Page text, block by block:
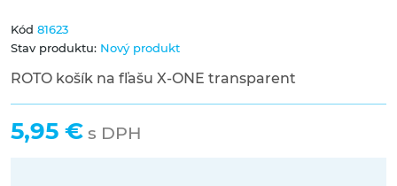
Kód 81623
Stav produktu: Nový produkt
ROTO košík na fľašu X-ONE transparent
5,95 € s DPH